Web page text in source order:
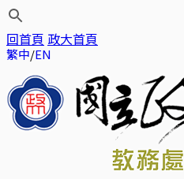
回首頁 政大首頁
繁中 EN